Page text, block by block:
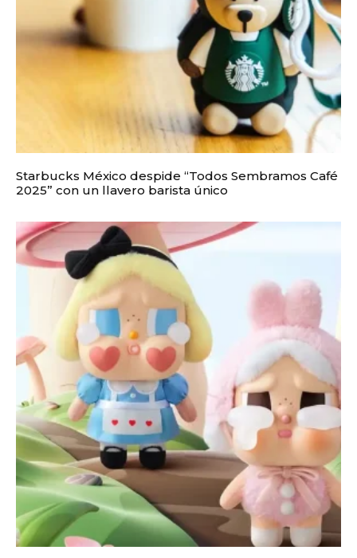
Starbucks México despide “Todos Sembramos Café
2025” con un llavero barista único